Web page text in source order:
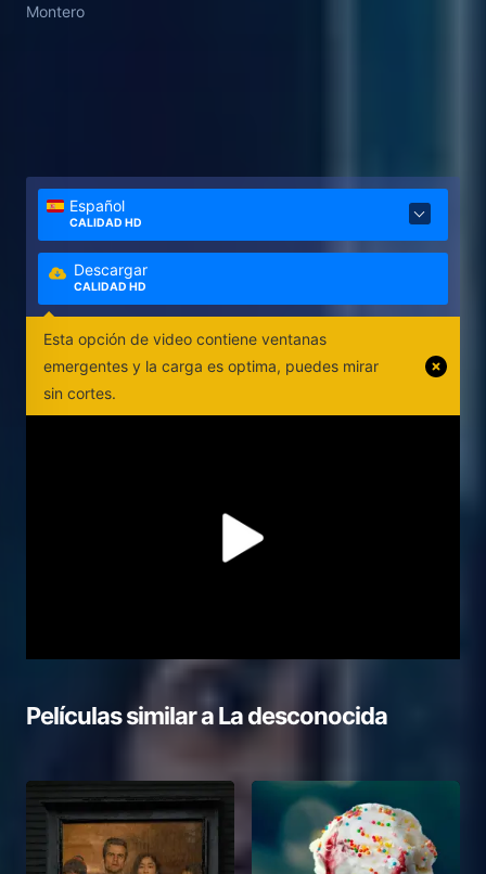
Montero
Español
CALIDAD HD
Descargar
CALIDAD HD
Esta opción de video contiene ventanas
emergentes y la carga es optima, puedes mirar
sin cortes.
Películas similar aLa desconocida